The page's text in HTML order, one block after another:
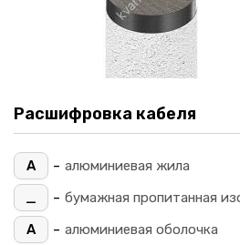
Расшифровка кабеля
А - алюминиевая жила
_
- бумажная пропитанная
А
- алюминиевая оболочка